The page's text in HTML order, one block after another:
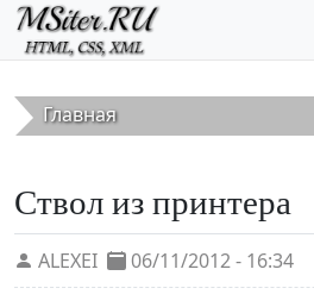
Перейти к основному содержанию
Главная
Ствол из принтера
ALEXEI 06/11/2012 - 16:34